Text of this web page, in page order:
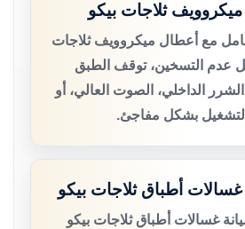
ميكروويف ثلاجات بيكو
مع أعطال ميكروويف ثلاجات
عدم التسخين، توقف الطبق
الشرر الداخلي، الصوت العالي، أو
بشكل مفاجئ.
غسالات أطباق ثلاجات بيكو
غسالات أطباق ثلاجات بيكو